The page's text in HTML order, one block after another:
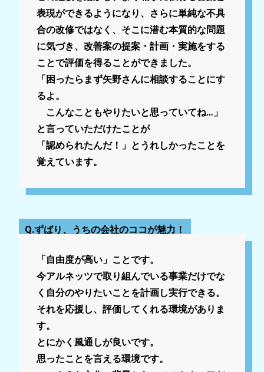
表現ができるようになり、さらに単純な不具
合の改修ではなく、そこに潜む本質的な問題
に気づき、改善案の提案・計画・実施をする
ことで評価を得ることができました。
「困ったらまず矢野さんに相談することにす
るよ。
こんなこともやりたいと思っていてね…」
と言っていただけたことが
「認められたんだ！」とうれしかったことを
覚えています。
Q.ずばり、うちの会社のココが魅力！
「自由度が高い」ことです。
今アルネッツで取り組んでいる事業だけでな
く自分のやりたいことを計画し実行できる。
それを応援し、評価してくれる環境がありま
す。
とにかく風通しが良いです。
思ったことを言える環境です。